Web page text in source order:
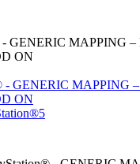
- GENERIC MAPPING –
ON
- GENERIC MAPPING
ON